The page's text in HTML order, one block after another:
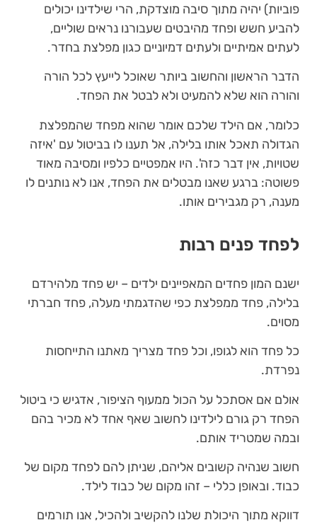
פוביות) יהיה מתוך סיבה מוצדקת, הרי שילדינו יכולים
להביע חשש ופחד מהיבטים שעבורנו נראים שוליים,
לעתים אמיתיים ולעתים דמיוניים כגון מפלצת בחדר.
הדבר הראשון והחשוב ביותר שאוכל לייעץ לכל הורה
והורה הוא שלא להמעיט ולא לבטל את הפחד.
כלומר, אם הילד שלכם אומר שהוא מפחד שהמפלצת
הגדולה תאכל אותו בלילה, אל תענו לו בביטול עם 'איזה
שטויות, אין דבר כזה'. היו אמפטיים כלפיו ומסיבה מאוד
פשוטה: ברגע שאנו מבטלים את הפחד, אנו לא נותנים לו
מענה, רק מגבירים אותו.
לפחד פנים רבות
ישנם המון פחדים המאפיינים ילדים – יש פחד מלהירדם
בלילה, פחד ממפלצת כפי שהדגמתי מעלה, פחד חברתי
מסוים.
כל פחד הוא לגופו, וכל פחד מצריך מאתנו התייחסות
נפרדת.
אולם אם אסתכל על הכול ממעוף הציפור, אדגיש כי ביטול
הפחד רק גורם לילדינו לחשוב שאף אחד לא מכיר בהם
ובמה שמטריד אותם.
חשוב שנהיה קשובים אליהם, שניתן להם לפחד מקום של
כבוד. ובאופן כללי – זהו מקום של כבוד לילד.
דווקא מתוך היכולת שלנו להקשיב ולהכיל, אנו תורמים